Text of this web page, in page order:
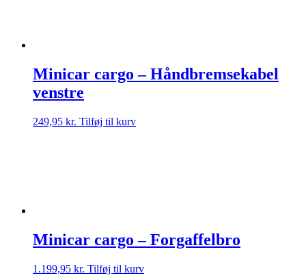
Minicar cargo – Håndbremsekabel
venstre
249,95 kr. Tilføj til kurv
Minicar cargo – Forgaffelbro
1.199,95 kr. Tilføj til kurv